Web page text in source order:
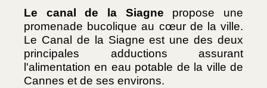
Le canal de la Siagne propose une
promenade bucolique au cœur de la ville.
Le Canal de la Siagne est une des deux
principales adductions assurant
l'alimentation en eau potable de la ville de
Cannes et de ses environs.